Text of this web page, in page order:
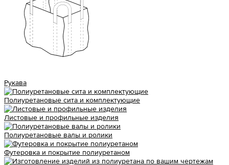
Рукава
Полиуретановые сита и комплектующие
Листовые и профильные изделия
Полиуретановые валы и ролики
Футеровка и покрытие полиуретаном